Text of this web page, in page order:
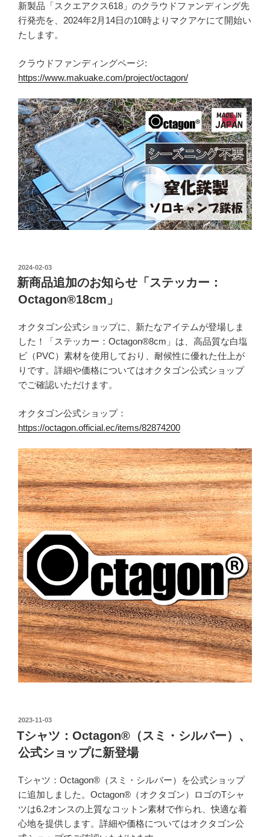
新製品「スクエアクス618」のクラウドファンディング先
行発売を、2024年2月14日の10時よりマクアケにて開始い
たします。
クラウドファンディングページ:
https://www.makuake.com/project/octagon/
投
稿
日:
2024-02-03
新商品追加のお知らせ「ステッカー：
Octagon®18cm」
オクタゴン公式ショップに、新たなアイテムが登場しま
した！「ステッカー：Octagon®8cm」は、高品質な白塩
ビ（PVC）素材を使用しており、耐候性に優れた仕上が
りです。詳細や価格についてはオクタゴン公式ショップ
でご確認いただけます。
オクタゴン公式ショップ：
https://octagon.official.ec/items/82874200
投
稿
日:
2023-11-03
Tシャツ：Octagon®（スミ・シルバー）、
公式ショップに新登場
Tシャツ：Octagon®（スミ・シルバー）を公式ショップ
に追加しました。Octagon®（オクタゴン）ロゴのTシャ
ツは6.2オンスの上質なコットン素材で作られ、快適な着
心地を提供します。詳細や価格についてはオクタゴン公